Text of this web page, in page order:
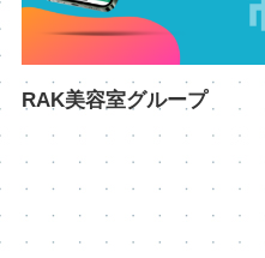
RAK美容室グループ